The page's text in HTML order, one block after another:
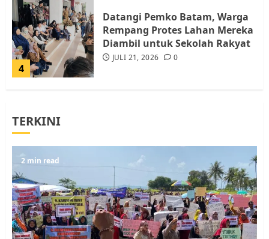
4
Datangi Pemko Batam, Warga
Rempang Protes Lahan Mereka
Diambil untuk Sekolah Rakyat
JULI 21, 2026 0
5
Resahkan Warga
JULI 17, 2026 0
Warga Pulau Rempang Serukan
Dukungan untuk Walhi Riau
dan LBH Pekanbaru
TERKINI
2 min read